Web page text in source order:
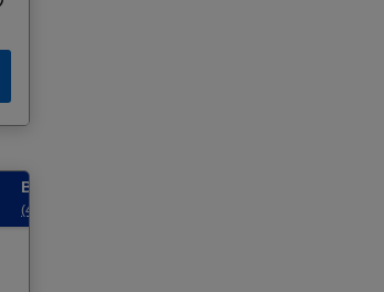
Befriedigend
(4 Bewertungen)